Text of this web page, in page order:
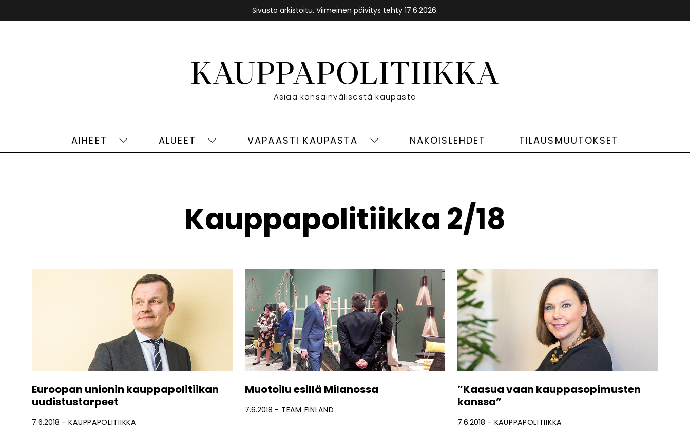
Sivusto arkistoitu. Viimeinen päivitys tehty 17.6.2026.
Etusivu
Asiaa kansainvälisestä kaupasta
AIHEET
Aiheet
ALUEET
Alueet
VAPAASTI KAUPASTA
VapaastiNÄKÖISLEHDET TILAUSMUUTOKSET
Kauppapolitiikka 2/18
Euroopan unionin kauppapolitiikan
uudistustarpeet
7.6.2018 KAUPPAPOLITIIKKA
Muotoilu esillä Milanossa
7.6.2018 TEAM FINLAND
”Kaasua vaan kauppasopimusten
kanssa”
7.6.2018 KAUPPAPOLITIIKKA